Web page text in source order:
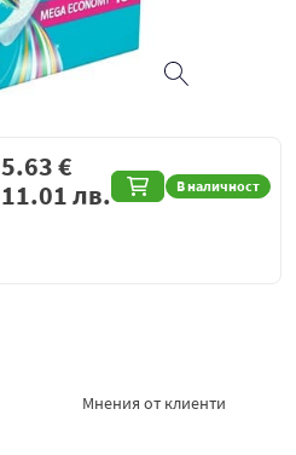
В наличност
5.63€
11.01лв.
Мнения от клиенти